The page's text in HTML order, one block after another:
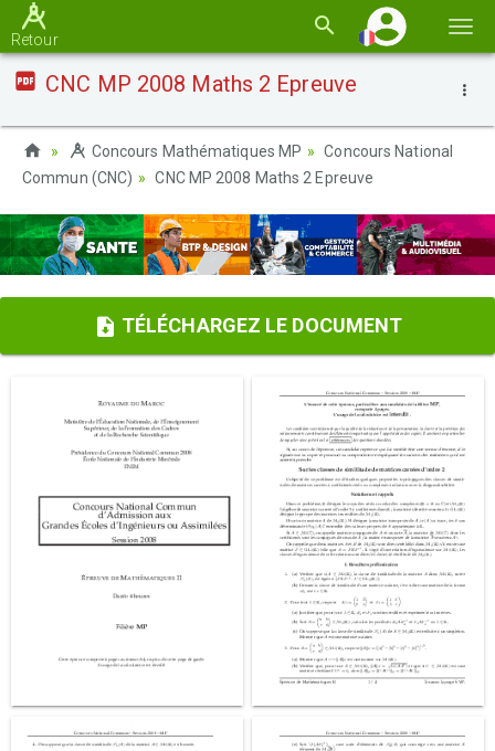
la
Retour
CNC MP 2008 Maths 2 Epreuve
Concours Mathématiques MP
Concours National
Commun (CNC)
CNC MP 2008 Maths 2 Epreuve
TÉLÉCHARGEZ LE DOCUMENT